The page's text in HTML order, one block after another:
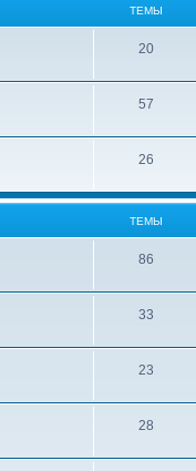
ТЕМЫ
20
57
26
ТЕМЫ
86
33
23
28